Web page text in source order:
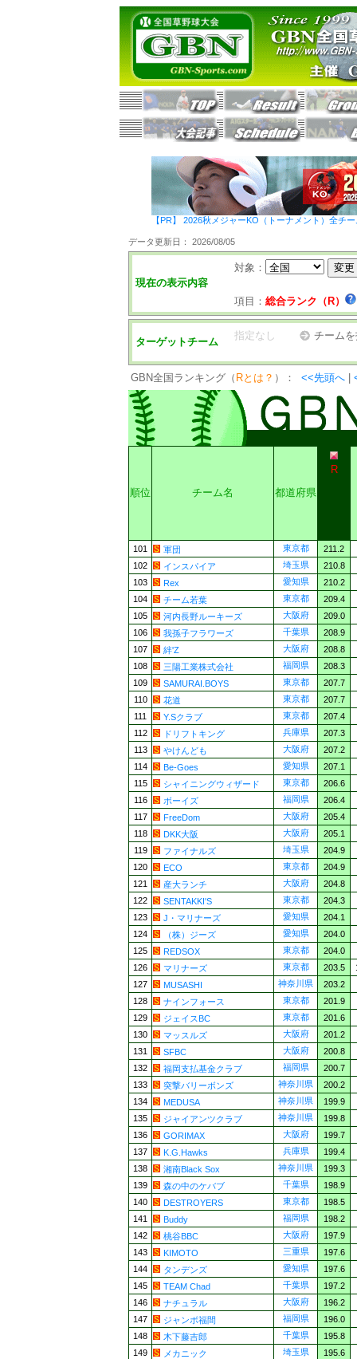
【PR】 2026秋メジャーKO（トーナメント）全チ
データ更新日： 2026/08/05
現在の表示内容
対象：
項目： 総合ランク（R）
ターゲットチーム
指定なし チーム
GBN全国ランキング（ Rとは？ ）： <<先頭へ
順位 チーム名 都道府県
R
101 軍団 東京都
211.2
102
インスパイア 埼玉県
210.8
103
Rex 愛知県
210.2
104
チーム若葉 東京都
209.4
105
河内長野ルーキーズ 大阪府
209.0
106
我孫子フラワーズ 千葉県
208.9
107
絆'Z 大阪府
208.8
108
三陽工業株式会社 福岡県
208.3
109
SAMURAI.BOYS 東京都
207.7
110
花道 東京都
207.7
111
Y.Sクラブ 東京都
207.4
112
ドリフトキング 兵庫県
207.3
113
やけんども 大阪府
207.2
114
Be-Goes 愛知県
207.1
115
シャイニングウィザード 東京都
206.6
116
ボーイズ 福岡県
206.4
117
FreeDom 大阪府
205.4
118
DKK大阪 大阪府
205.1
119
ファイナルズ 埼玉県
204.9
120
ECO 東京都
204.9
121
産大ランチ 大阪府
204.8
122
SENTAKKI'S 東京都
204.3
123
J・マリナーズ 愛知県
204.1
124
（株）ジーズ 愛知県
204.0
125
REDSOX 東京都
204.0
126
マリナーズ 東京都 203.5
127
MUSASHI 神奈川県
203.2
128
ナインフォース 東京都
201.9
129
ジェイスBC 東京都
201.6
130
マッスルズ 大阪府
201.2
131
SFBC 大阪府
200.8
132
福岡支払基金クラブ 福岡県
200.7
133
突撃バリーボンズ 神奈川県
200.2
134
MEDUSA 神奈川県
199.9
135
ジャイアンツクラブ 神奈川県
199.8
136
GORIMAX 大阪府
199.7
137
K.G.Hawks 兵庫県
199.4
138
湘南Black Sox 神奈川県
199.3
139
森の中のケバブ 千葉県
198.9
140
DESTROYERS 東京都
198.5
141
Buddy 福岡県
198.2
142
桃谷BBC 大阪府
197.9
143
KIMOTO 三重県
197.6
144
タンデンズ 愛知県
197.6
145
TEAM Chad 千葉県
197.2
146
ナチュラル 大阪府
196.2
147
ジャンボ福間 福岡県
196.0
148
木下藤吉郎 千葉県
195.8
149
メカニック 埼玉県
195.6